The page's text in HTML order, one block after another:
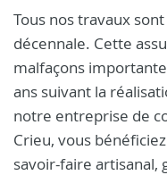
Tous nos travaux
décennale. Cette
malfaçons
ans suivant la
notre entreprise de
Crieu, vous
savoir-faire artisanal,